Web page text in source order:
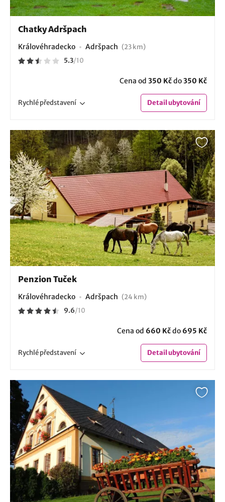
Chatky Adršpach
Královéhradecko Adršpach (23 km)
5.3/10
Cena od 350 Kčdo350 Kč
Rychlépředstavení Detailubytování
Penzion Tuček
Královéhradecko Adršpach (24 km)
9.6/10
Cena od 660 Kčdo 695 Kč
Rychlépředstavení Detailubytování